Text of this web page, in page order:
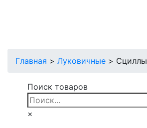
Главная > Луковичные > Сциллы
Поиск товаров
×